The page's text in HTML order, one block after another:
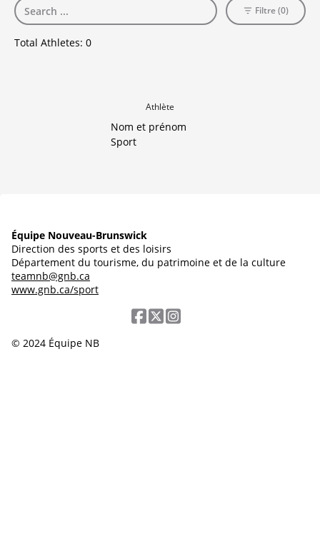
Total Athletes: 0
Filtre (0)
Athlète
Nom et prénom
Sport
Équipe Nouveau-Brunswick
Direction des sports et des loisirs
Département du tourisme, du patrimoine et de la culture
teamnb@gnb.ca
www.gnb.ca/sport
© 2024 Équipe NB